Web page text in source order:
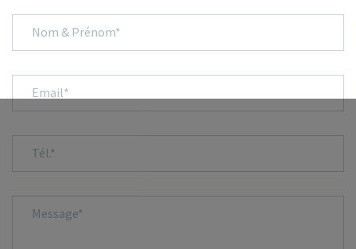
Nom & Prénom*
Email*
Tél.*
Message*